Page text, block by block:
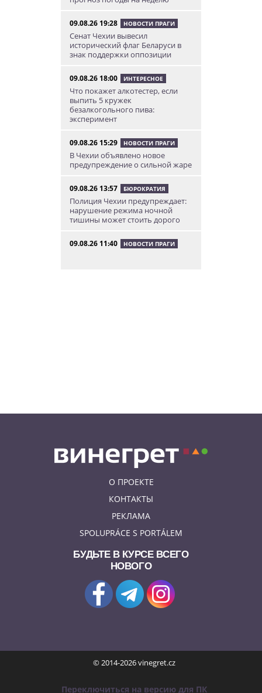
09.08.26 19:28 НОВОСТИ ПРАГИ
Сенат Чехии вывесил
исторический флаг Беларуси в
знак поддержки оппозиции
09.08.26 18:00 ИНТЕРЕСНОЕ
Что покажет алкотестер, если
выпить 5 кружек
безалкогольного пива:
эксперимент
09.08.26 15:29 НОВОСТИ ПРАГИ
В Чехии объявлено новое
предупреждение о сильной жаре
09.08.26 13:57 БЮРОКРАТИЯ
Полиция Чехии предупреждает:
нарушение режима ночной
тишины может стоить дорого
09.08.26 11:40 НОВОСТИ ПРАГИ
О ПРОЕКТЕ
КОНТАКТЫ
РЕКЛАМА
SPOLUPRÁCE S PORTÁLEM
БУДЬТЕ В КУРСЕ ВСЕГО
НОВОГО
© 2014-2026 vinegret.cz
Переключиться на версию для ПК